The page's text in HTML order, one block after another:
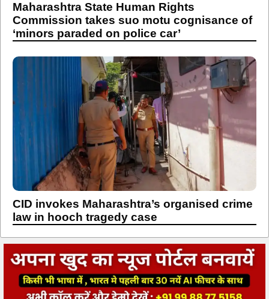
Maharashtra State Human Rights
Commission takes suo motu cognisance of
‘minors paraded on police car’
CID invokes Maharashtra’s organised crime
law in hooch tragedy case